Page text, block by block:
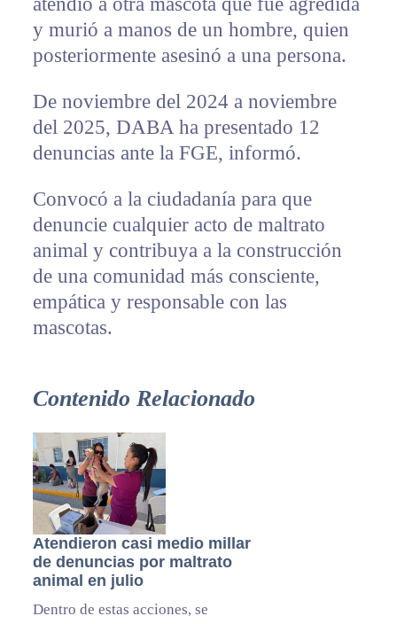
y murió a manos de un hombre, quien
posteriormente asesinó a una persona.
De noviembre del 2024 a noviembre
del 2025, DABA ha presentado 12
denuncias ante la FGE, informó.
Convocó a la ciudadanía para que
denuncie cualquier acto de maltrato
animal y contribuya a la construcción
de una comunidad más consciente,
empática y responsable con las
mascotas.
Contenido Relacionado
Atendieron casi medio millar
de denuncias por maltrato
animal en julio
Dentro de estas acciones, se